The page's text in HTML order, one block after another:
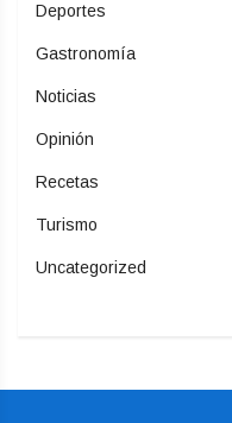
Deportes
Gastronomía
Noticias
Opinión
Recetas
Turismo
Uncategorized